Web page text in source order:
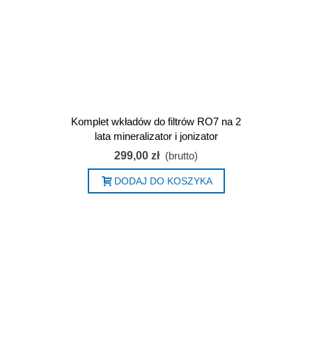
Komplet wkładów do filtrów RO7 na 2
lata mineralizator i jonizator
299,00 zł (brutto)
DODAJ DO KOSZYKA